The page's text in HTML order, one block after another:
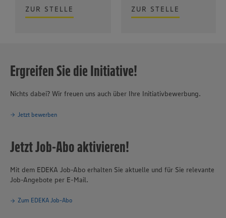
ZUR STELLE ZUR STELLE
Ergreifen Sie die Initiative!
Nichts dabei? Wir freuen uns auch über Ihre Initiativbewerbung.
Jetzt bewerben
Jetzt Job-Abo aktivieren!
Mit dem EDEKA Job-Abo erhalten Sie aktuelle und für Sie relevante
Job-Angebote per E-Mail.
Zum EDEKA Job-Abo